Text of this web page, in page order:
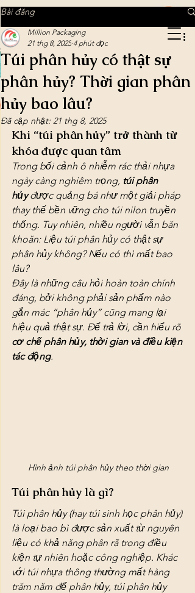
MILLION PACKAGING
Tinh tế trong từng chi tiết
Bài đăng
Túi phân hủy có thật sự
phân hủy? Thời gian phân
hủy bao lâu?
Million Packaging
21 thg 8, 2025 4 phút đọc
Đã cập nhật: 21 thg 8, 2025
Khi “túi phân hủy” trở thành từ
khóa được quan tâm
Trong bối cảnh ô nhiễm rác thải nhựa
ngày càng nghiêm trọng, túi phân
hủy được quảng bá như một giải pháp
thay thế bền vững cho túi nilon truyền
thống. Tuy nhiên, nhiều người vẫn băn
khoăn: Liệu túi phân hủy có thật sự
phân hủy không? Nếu có thì mất bao
lâu?
Đây là những câu hỏi hoàn toàn chính
đáng, bởi không phải sản phẩm nào
gắn mác “phân hủy” cũng mang lại
hiệu quả thật sự. Để trả lời, cần hiểu rõ
cơ chế phân hủy, thời gian và điều kiện
tác động.
Hình ảnh túi phân hủy theo thời gian
Túi phân hủy là gì?
Túi phân hủy (hay túi sinh học phân hủy)
là loại bao bì được sản xuất từ nguyên
liệu có khả năng phân rã trong điều
kiện tự nhiên hoặc công nghiệp. Khác
với túi nhựa thông thường mất hàng
trăm năm để phân hủy, túi phân hủy